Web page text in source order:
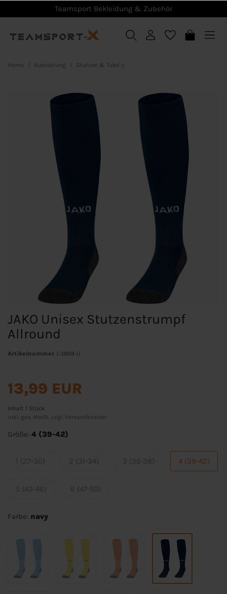
Teamsport Bekleidung & Zubehör
Home Ausrüstung Stutzen & Tube´s
JAKO Unisex Stutzenstrumpf
Allround
Artikelnummer J-3899-U
13,99 EUR
Inhalt 1 Stück
inkl. ges. MwSt. zzgl. Versandkosten
Größe: 4 (39-42)
1 (27-30) 2 (31-34) 3 (35-38) 4 (39-42)
5 (43-46) 6 (47-50)
Farbe: navy